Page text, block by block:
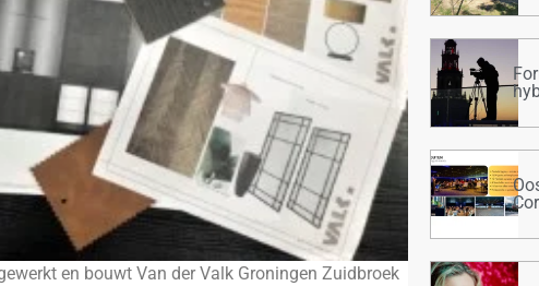
en bouwt Van der Valk Groningen Zuidbroek